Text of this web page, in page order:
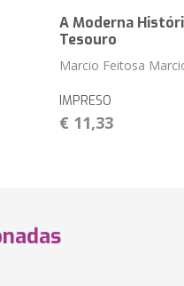
A Moderna
Tesouro
Marcio Feitosa
IMPRESO
€ 11,33